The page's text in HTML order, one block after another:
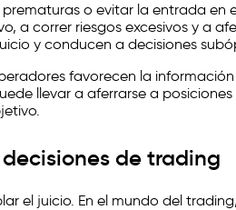
o evitar la entrada en
a correr riesgos excesivos y a
y conducen a decisiones
favorecen la
llevar a aferrarse a
de trading
el juicio. En el mundo del